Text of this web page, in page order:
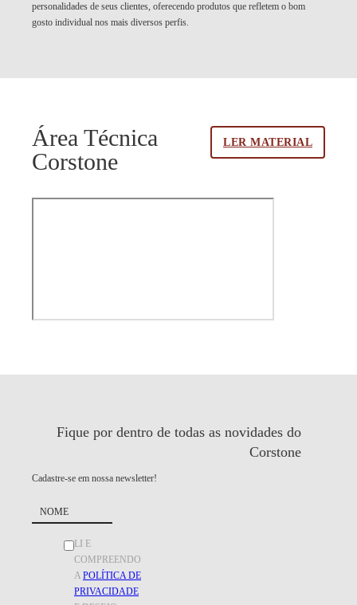
personalidades de seus clientes, oferecendo produtos que refletem o bom
gosto individual nos mais diversos perfis.
Área Técnica
Corstone
LER MATERIAL
Fique por dentro de todas as novidades do
Corstone
Cadastre-se em nossa newsletter!
LI E
COMPREENDO
A POLÍTICA DE
PRIVACIDADE